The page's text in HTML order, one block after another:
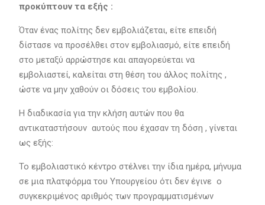
προκύπτουν τα εξής :
Όταν ένας πολίτης δεν εμβολιάζεται, είτε επειδή
δίστασε να προσέλθει στον εμβολιασμό, είτε επειδή
στο μεταξύ αρρώστησε και απαγορεύεται να
εμβολιαστεί, καλείται στη θέση του άλλος πολίτης ,
ώστε να μην χαθούν οι δόσεις του εμβολίου.
Η διαδικασία για την κλήση αυτών που θα
αντικαταστήσουν αυτούς που έχασαν τη δόση , γίνεται
ως εξής:
Το εμβολιαστικό κέντρο στέλνει την ίδια ημέρα, μήνυμα
σε μια πλατφόρμα του Υπουργείου ότι δεν έγινε ο
συγκεκριμένος αριθμός των προγραμματισμένων